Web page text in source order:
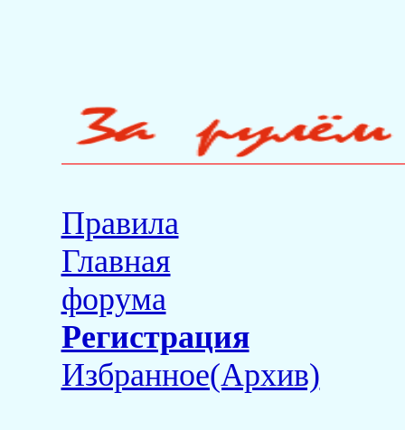
Правила
Главная
форума
Регистрация
Избранное(Архив)